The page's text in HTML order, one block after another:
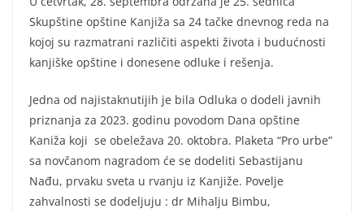
Skupštine opštine Kanjiža sa 24 tačke dnevnog reda na
kojoj su razmatrani različiti aspekti života i budućnosti
kanjiške opštine i donesene odluke i rešenja.
Jedna od najistaknutijih je bila Odluka o dodeli javnih
priznanja za 2023. godinu povodom Dana opštine
Kaniža koji se obeležava 20. oktobra. Plaketa “Pro urbe”
sa novčanom nagradom će se dodeliti Sebastijanu
Nađu, prvaku sveta u rvanju iz Kanjiže. Povelje
zahvalnosti se dodeljuju : dr Mihalju Bimbu,